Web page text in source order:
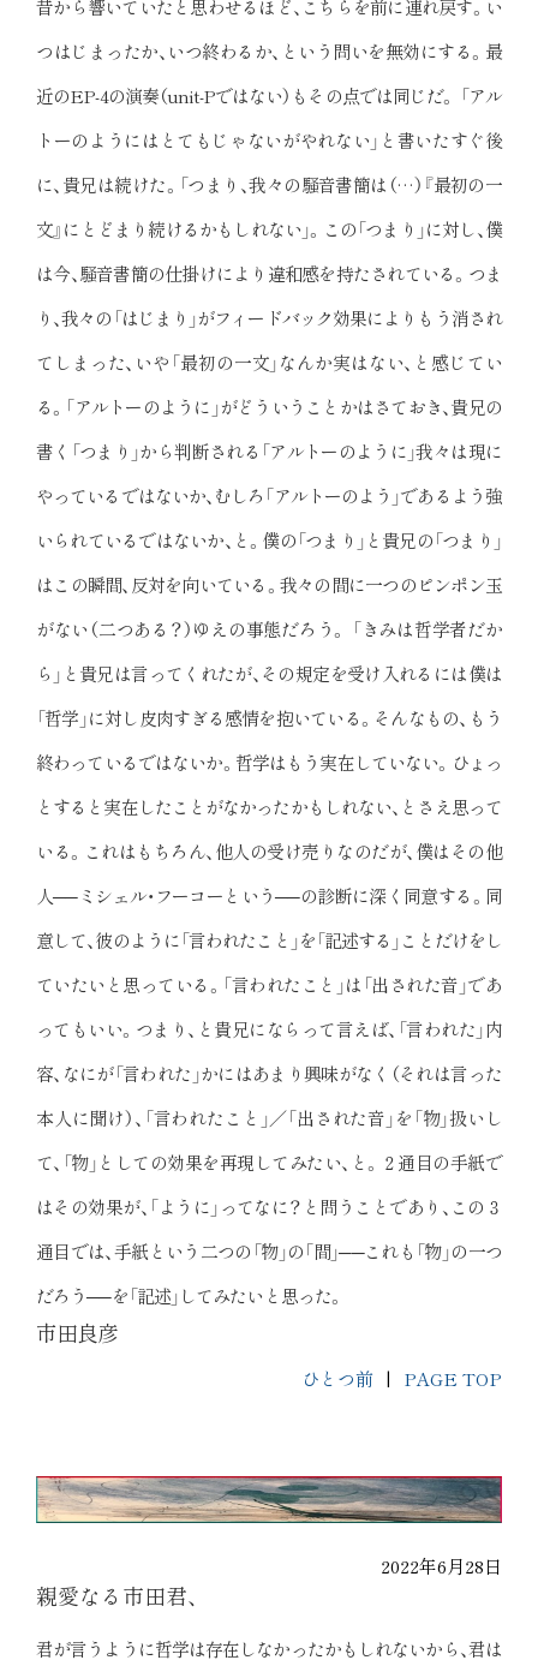
昔から響いていたと思わせるほど、こちらを前に連れ戻す。い
つはじまったか、いつ終わるか、という問いを無効にする。最
近のEP-4の演奏（unit-Pではない）もその点では同じだ。 「アル
トーのようにはとてもじゃないがやれない」と書いたすぐ後
に、貴兄は続けた。「つまり、我々の騒音書簡は（…）『最初の一
文』にとどまり続けるかもしれない」。この「つまり」に対し、僕
は今、騒音書簡の仕掛けにより違和感を持たされている。つま
り、我々の「はじまり」がフィードバック効果によりもう消され
てしまった、いや「最初の一文」なんか実はない、と感じてい
る。「アルトーのように」がどういうことかはさておき、貴兄の
書く「つまり」から判断される「アルトーのように」我々は現に
やっているではないか、むしろ「アルトーのよう」であるよう強
いられているではないか、と。僕の「つまり」と貴兄の「つまり」
はこの瞬間、反対を向いている。我々の間に一つのピンポン玉
がない（二つある？）ゆえの事態だろう。 「きみは哲学者だか
ら」と貴兄は言ってくれたが、その規定を受け入れるには僕は
「哲学」に対し皮肉すぎる感情を抱いている。そんなもの、もう
終わっているではないか。哲学はもう実在していない。ひょっ
とすると実在したことがなかったかもしれない、とさえ思って
いる。これはもちろん、他人の受け売りなのだが、僕はその他
人──ミシェル・フーコーという──の診断に深く同意する。同
意して、彼のように「言われたこと」を「記述する」ことだけをし
ていたいと思っている。「言われたこと」は「出された音」であ
ってもいい。つまり、と貴兄にならって言えば、「言われた」内
容、なにが「言われた」かにはあまり興味がなく（それは言った
本人に聞け）、「言われたこと」／「出された音」を「物」扱いし
て、「物」としての効果を再現してみたい、と。２通目の手紙で
はその効果が、「ように」ってなに？と問うことであり、この３
通目では、手紙という二つの「物」の「間」──これも「物」の一つ
だろう──を「記述」してみたいと思った。
市田良彦
ひとつ前 | PAGE TOP
2022年6月28日
親愛なる市田君、
君が言うように哲学は存在しなかったかもしれないから、君は